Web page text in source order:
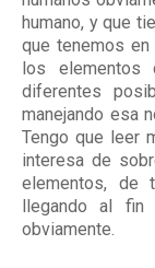
humano, y que
que tenemos en
los
diferentes
manejando esa
Tengo que leer
interesa de
elementos, de
llegando al
obviamente.